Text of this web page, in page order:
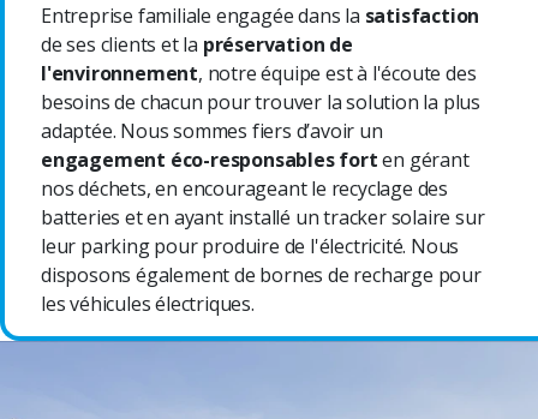
Entreprise familiale engagée dans la satisfaction
de ses clients et la préservation de
l'environnement, notre équipe est à l'écoute des
besoins de chacun pour trouver la solution la plus
adaptée. Nous sommes fiers d’avoir un
engagement éco-responsables forten gérant
nos déchets, en encourageant le recyclage des
batteries et en ayant installé un tracker solaire sur
leur parking pour produire de l'électricité. Nous
disposons également de bornes de recharge pour
les véhicules électriques.